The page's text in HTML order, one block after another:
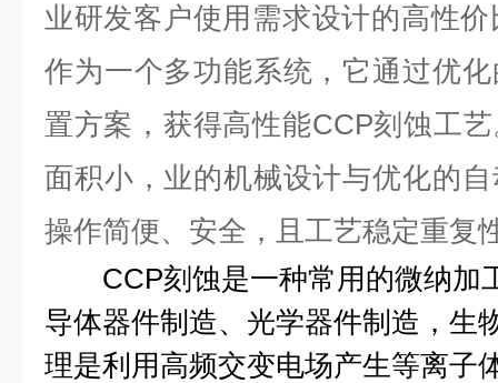
业研发客户使用需求设计的高性
作为一个多功能系统，它通过优
置方案，获得高性能CCP刻蚀工
面积小，业的机械设计与优化的
操作简便、安全，且工艺稳定重复
CCP刻蚀是一种常用的微纳加
导体器件制造、光学器件制造，生
理是利用高频交变电场产生等离子